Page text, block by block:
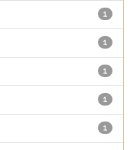
1
1
1
1
1